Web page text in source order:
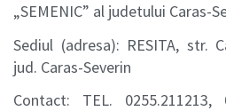
„SEMENIC” al judetului Caras-
Sediul (adresa): RESITA, str.
jud. Caras-Severin
Contact: TEL. 0255.211213,